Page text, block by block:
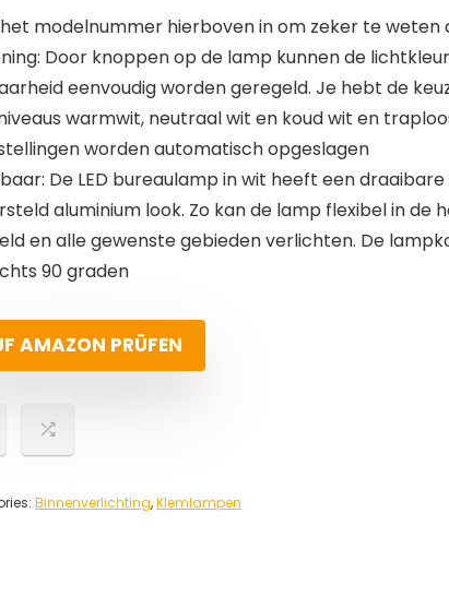
modelnummer hierboven in om zeker te weten
Door knoppen op de lamp kunnen de
eenvoudig worden geregeld. Je hebt de
warmwit, neutraal wit en koud wit en
worden automatisch opgeslagen
De LED bureaulamp in wit heeft een
aluminium look. Zo kan de lamp flexibel in de
en alle gewenste gebieden verlichten. De
90 graden
AMAZON PRÜFEN
Binnenverlichting,Klemlampen